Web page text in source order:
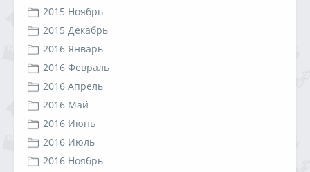
2015 Ноябрь
2015 Декабрь
2016 Январь
2016 Февраль
2016 Апрель
2016 Май
2016 Июнь
2016 Июль
2016 Ноябрь